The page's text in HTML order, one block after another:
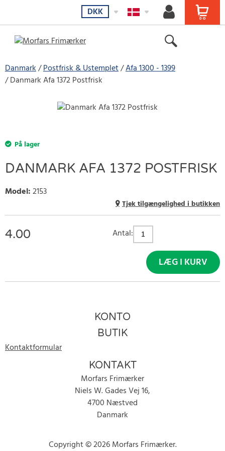
DKK
Danmark Postfrisk & Ustemplet Afa 1300 - 1399
Danmark Afa 1372 Postfrisk
På lager
DANMARK AFA 1372 POSTFRISK
Model:2153
Tjek tilgængelighed i butikken
4.00 Antal:
LÆG I KURV
KONTO
BUTIK
Kontaktformular
KONTAKT
Morfars Frimærker
Niels W. Gades Vej 16,
4700 Næstved
Danmark
Copyright © 2026 Morfars Frimærker.